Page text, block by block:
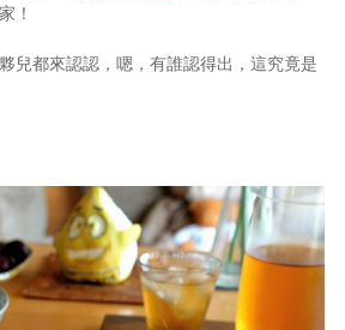
！
兒都來認認，嗯，有誰認得出，這究竟是